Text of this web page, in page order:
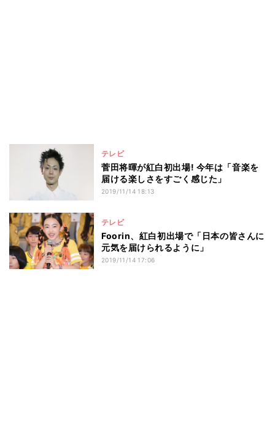
テレビ
菅田将暉が紅白初出場! 今年は「音楽を
届ける楽しさをすごく感じた」
2019/11/14 18:13
テレビ
Foorin、紅白初出場で「日本の皆さんに
元気を届けられるように」
2019/11/14 17:06